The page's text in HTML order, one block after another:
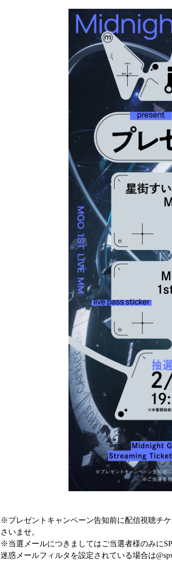
※プレゼントキャンペーン告知前に配信視聴チ
さいませ。
※当選メールにつきましてはご当選者様のみに
迷惑メールフィルタを設定されている場合は